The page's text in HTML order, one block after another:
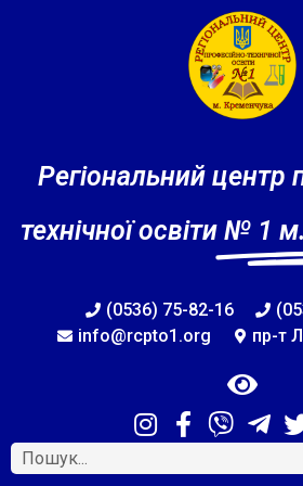
Регіональний центр
технічної освіти № 1 м.
(0536) 75-82-16
info@rcpto1.org
пр-т